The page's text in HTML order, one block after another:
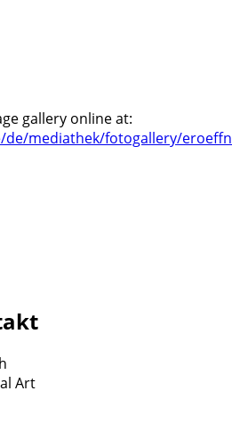
gallery online at:
de/mediathek/fotogallery/
Art